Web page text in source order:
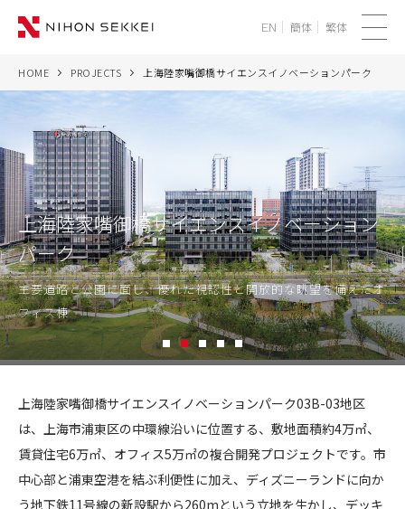
ニ
ュ
SERVICES
PROJECTS
THINK
NEWS
CORPORATE
RECRUIT
CONTACT
EN 簡体 繁体
HOME PROJECTS 上海陸家嘴御橋サイエンスイノベーションパーク
上海陸家嘴御橋サイエンスイノベーション
パーク
主要道路と公園に面し、優れた視認性と開放的な眺望を備えたオ
フィス棟
1 2 3 4 5
上海陸家嘴御橋サイエンスイノベーションパーク03B-03地区
は、上海市浦東区の中環線沿いに位置する、敷地面積約4万㎡、
賃貸住宅6万㎡、オフィス5万㎡の複合開発プロジェクトです。市
中心部と浦東空港を結ぶ利便性に加え、ディズニーランドに向か
う地下鉄11号線の新設駅から260mという立地を生かし、デッキ